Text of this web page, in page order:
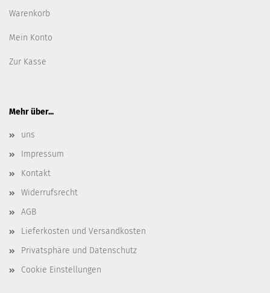
Warenkorb
Mein Konto
Zur Kasse
Mehr über...
uns
Impressum
Kontakt
Widerrufsrecht
AGB
Lieferkosten und Versandkosten
Privatsphäre und Datenschutz
Cookie Einstellungen